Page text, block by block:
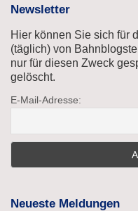
Newsletter
Hier können Sie sich für
(täglich) von
nur für diesen Zweck
gelöscht.
E-Mail-Adresse:
Neueste Meldungen